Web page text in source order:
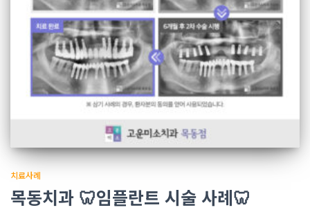
치료사례
목동치과 🦷임플란트 시술 사례🦷